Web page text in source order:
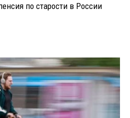
по старости в России